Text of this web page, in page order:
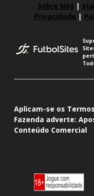
Sobre Nós |
Privacidade |
Aplicam-se os
Fazenda adverte:
Conteúdo Comercial